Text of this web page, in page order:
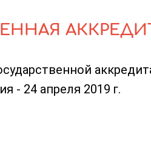
- 24 апреля 2019 г.